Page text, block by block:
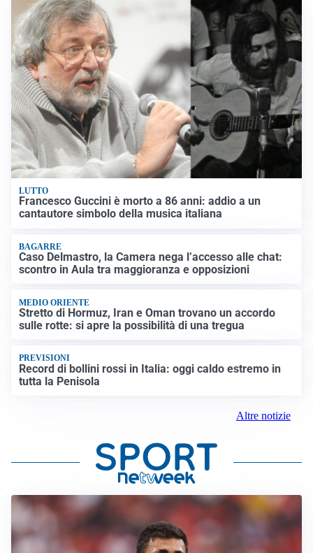
LUTTO
Francesco Guccini è morto a 86 anni: addio a un
cantautore simbolo della musica italiana
BAGARRE
Caso Delmastro, la Camera nega l’accesso alle chat:
scontro in Aula tra maggioranza e opposizioni
MEDIO ORIENTE
Stretto di Hormuz, Iran e Oman trovano un accordo
sulle rotte: si apre la possibilità di una tregua
PREVISIONI
Record di bollini rossi in Italia: oggi caldo estremo in
tutta la Penisola
Altre notizie